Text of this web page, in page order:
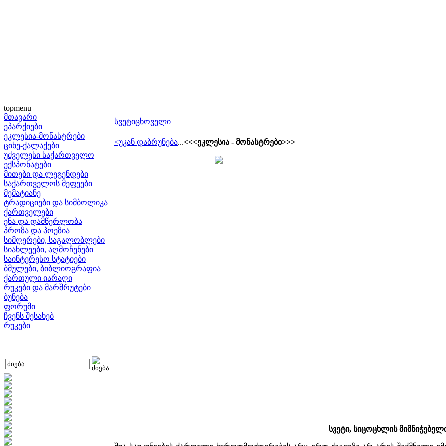
topmenu
მთავარი
ეპარქიები
ეკლესია-მონასტრები
ციხე-ქალაქები
უძველესი საქართველო
ექსპონატები
მითები და ლეგენდები
საქართველოს მეფეები
მემატიანე
ტრადიციები და სიმბოლიკა
ქართველები
ენა და დამწერლობა
პროზა და პოეზია
სიმღერები, საგალობლები
სიახლეები, აღმოჩენები
საინტერესო სტატიები
ბმულები, ბიბლიოგრაფია
ქართული იარაღი
რუკები და მარშრუტები
ბუნება
ფორუმი
ჩვენს შესახებ
რუკები
სვეტიცხოველი
<უკან დაბრუნება...<<<ეკლესია - მონასტრები>>>
სვეტი, სიცოცხლის